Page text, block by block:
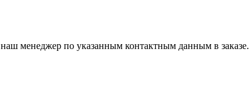
менеджер по указанным контактным данным в заказе.